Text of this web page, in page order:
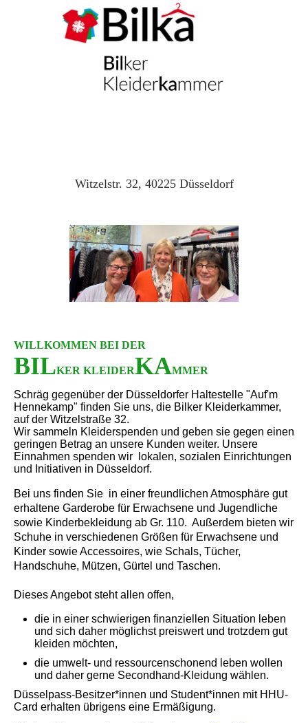
Witzelstr. 32, 40225 Düsseldorf
WILLKOMMEN BEI DER
BILKER KLEIDERKAMMER
Schräg gegenüber der Düsseldorfer Haltestelle "Auf'm
Hennekamp" finden Sie uns, die Bilker Kleiderkammer,
auf der Witzelstraße 32.
Wir sammeln Kleiderspenden und geben sie gegen einen
geringen Betrag an unsere Kunden weiter. Unsere
Einnahmen spenden wir lokalen, sozialen Einrichtungen
und Initiativen in Düsseldorf.
Bei uns finden Sie in einer freundlichen Atmosphäre gut
erhaltene Garderobe für Erwachsene und Jugendliche
sowie Kinderbekleidung ab Gr. 110. Außerdem bieten wir
Schuhe in verschiedenen Größen für Erwachsene und
Kinder sowie Accessoires, wie Schals, Tücher,
Handschuhe, Mützen, Gürtel und Taschen.
Dieses Angebot steht allen offen,
die in einer schwierigen finanziellen Situation leben
und sich daher möglichst preiswert und trotzdem gut
kleiden möchten,
die umwelt- und ressourcenschonend leben wollen
und daher gerne Secondhand-Kleidung wählen.
Düsselpass-Besitzer*innen und Student*innen mit HHU-
Card erhalten übrigens eine Ermäßigung.